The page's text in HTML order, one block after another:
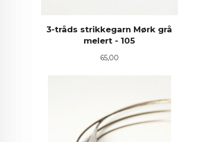
3-tråds strikkegarn Mørk grå
melert - 105
Pris
65,00